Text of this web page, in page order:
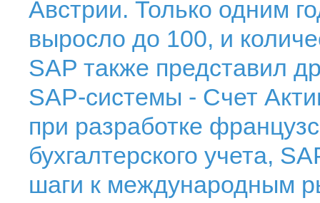
Австрии. Только одним
выросло до 100, и
SAP также представил
SAP-системы - Счет
при разработке
бухгалтерского учета,
шаги к международным